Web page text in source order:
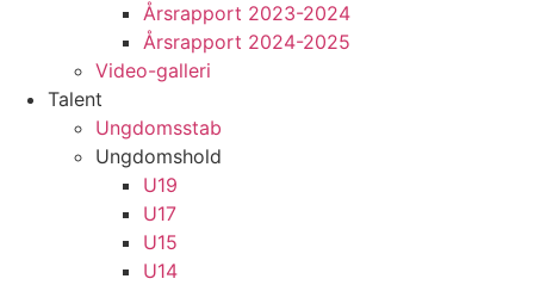
Årsrapport 2023-2024
Årsrapport 2024-2025
Video-galleri
Talent
Ungdomsstab
Ungdomshold
U19
U17
U15
U14